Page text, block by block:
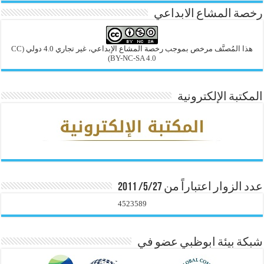
رخصة المشاع الابداعي
هذا المُصنَّف مرخص بموجب رخصة المشاع الإبداعي، غير تجاري 4.0 دولي
(CC
BY-NC-SA 4.0)
المكتبة الإلكترونية
عدد الزوار اعتباراً من 5/27/ 2011
4523589
شبكة بيئة ابوظبي عضو في